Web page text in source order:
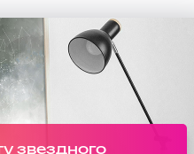
звездного